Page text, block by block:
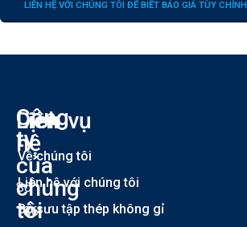
LIÊN HỆ VỚI CHÚNG TÔI ĐỂ BIẾT BÁO GIÁ TÙY CHỈNH
Công
ty
Số
186
Liên
hệ
của
chúng
tôi
Dịch vụ
Về chúng tôi
Liên hệ với chúng tôi
Bộ sưu tập thép không gỉ